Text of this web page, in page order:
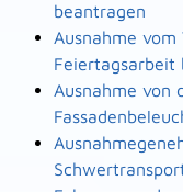
beantragen
Ausnahme
Feiertagsarbeit
Ausnahme von